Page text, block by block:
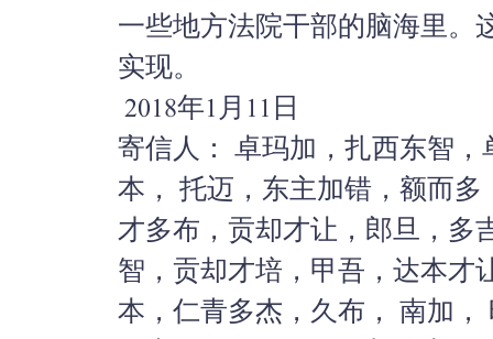
一些地方法院干部的脑海里。
实现。
2018年1月11日
寄信人： 卓玛加，扎西东智
本， 托迈，东主加错，额而
才多布，贡却才让，郎旦，多
智，贡却才培，甲吾，达本才
本，仁青多杰，久布， 南加